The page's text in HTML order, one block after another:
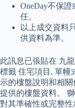
OneDay不保
任。
以上成交資料
供資料為準。
此訊息已張貼在 九
標籤 住宅項目, 單幢
示的樓盤說明和相
提供的樓盤資料。
對其準確性或完整